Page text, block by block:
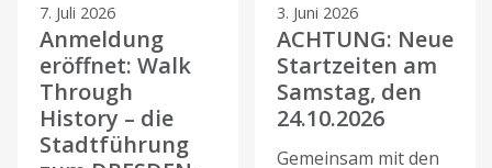
7. Juli 2026
Anmeldung
eröffnet: Walk
Through
History – die
Stadtführung
3. Juni 2026
ACHTUNG: Neue
Startzeiten am
Samstag, den
24.10.2026
Gemeinsam mit den